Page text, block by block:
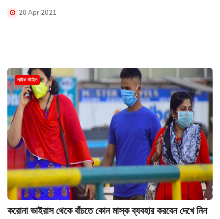
20 Apr 2021
লাইফ স্টাইল
করোনা ভাইরাস থেকে বাঁচতে কোন মাস্ক ব্যবহার করবেন দেখে নিন